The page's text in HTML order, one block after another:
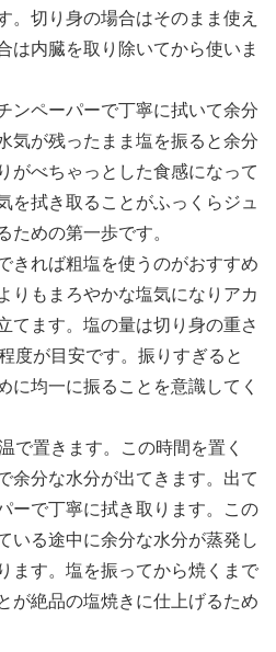
。切り身の場合はそのまま使え
は内臓を取り除いてから使いま
ンペーパーで丁寧に拭いて余分
気が残ったまま塩を振ると余分
がべちゃっとした食感になって
を拭き取ることがふっくらジュ
ための第一歩です。
きれば粗塩を使うのがおすすめ
りもまろやかな塩気になりアカ
てます。塩の量は切り身の重さ
度が目安です。振りすぎると
に均一に振ることを意識してく
で置きます。この時間を置く
余分な水分が出てきます。出て
ーで丁寧に拭き取ります。この
いる途中に余分な水分が蒸発し
ます。塩を振ってから焼くまで
が絶品の塩焼きに仕上げるため